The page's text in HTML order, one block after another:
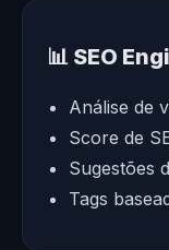
📊 SEO
Análise de
Score de
Sugestões
Tags